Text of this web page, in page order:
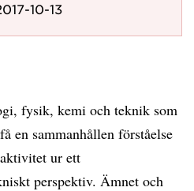
10-13
fysik, kemi och teknik som
en sammanhållen förståelse
ur ett
perspektiv. Ämnet och